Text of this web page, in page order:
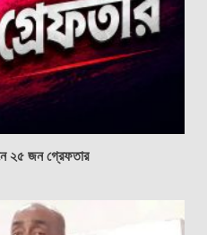
২৫ জন গ্রেফতার